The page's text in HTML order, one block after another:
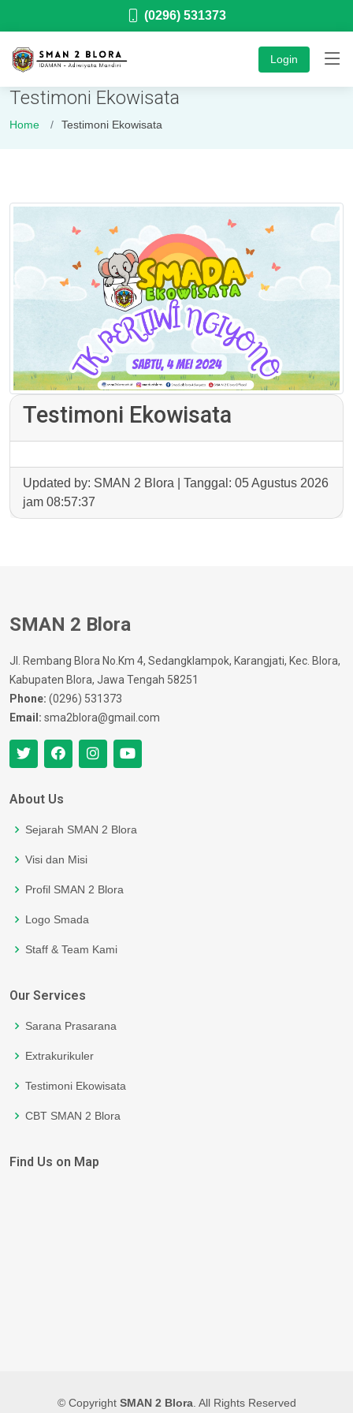
(0296) 531373
Login
Testimoni Ekowisata
Home Testimoni Ekowisata
Testimoni Ekowisata
Updated by: SMAN 2 Blora | Tanggal: 05 Agustus 2026
jam 08:57:37
SMAN 2 Blora
Jl. Rembang Blora No.Km 4, Sedangklampok, Karangjati, Kec. Blora,
Kabupaten Blora, Jawa Tengah 58251
Phone: (0296) 531373
Email: sma2blora@gmail.com
About Us
Sejarah SMAN 2 Blora
Visi dan Misi
Profil SMAN 2 Blora
Logo Smada
Staff & Team Kami
Our Services
Sarana Prasarana
Extrakurikuler
Testimoni Ekowisata
CBT SMAN 2 Blora
Find Us on Map
© Copyright SMAN 2 Blora. All Rights Reserved